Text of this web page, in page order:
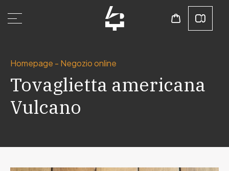
Homepage - Negozio online
Tovaglietta americana
Vulcano